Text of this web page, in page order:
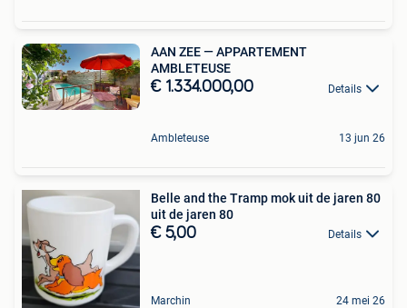
AAN ZEE — APPARTEMENT
AMBLETEUSE
€ 1.334.000,00 Details
Ambleteuse 13 jun 26
Belle and the Tramp mok uit de jaren 80
uit de jaren 80
€ 5,00 Details
Marchin 24 mei 26